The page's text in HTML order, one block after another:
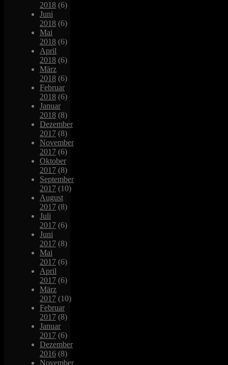
2018 (6)
Juni
2018 (6)
Mai
2018 (6)
April
2018 (6)
März
2018 (6)
Februar
2018 (6)
Januar
2018 (8)
Dezember
2017 (8)
November
2017 (6)
Oktober
2017 (8)
September
2017 (10)
August
2017 (8)
Juli
2017 (6)
Juni
2017 (8)
Mai
2017 (6)
April
2017 (6)
März
2017 (10)
Februar
2017 (8)
Januar
2017 (6)
Dezember
2016 (8)
November